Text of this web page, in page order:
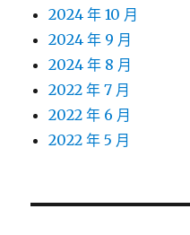
2024 年 10 月
2024 年 9 月
2024 年 8 月
2022 年 7 月
2022 年 6 月
2022 年 5 月